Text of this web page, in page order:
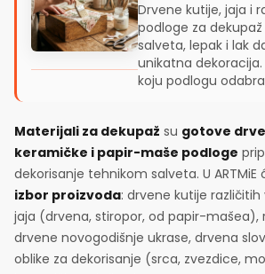
Drvene kutije, jaja i
podloge za
salveta, lepak i lak
unikatna
koju podlogu
Materijali za dekupaž su gotove
keramičke i papir-maše podloge
dekorisanje tehnikom salveta. U
izbor proizvoda: drvene kutije različitih
jaja (drvena, stiropor, od papir-mašea),
drvene novogodišnje ukrase, drvena
oblike za dekorisanje (srca, zvezdice,